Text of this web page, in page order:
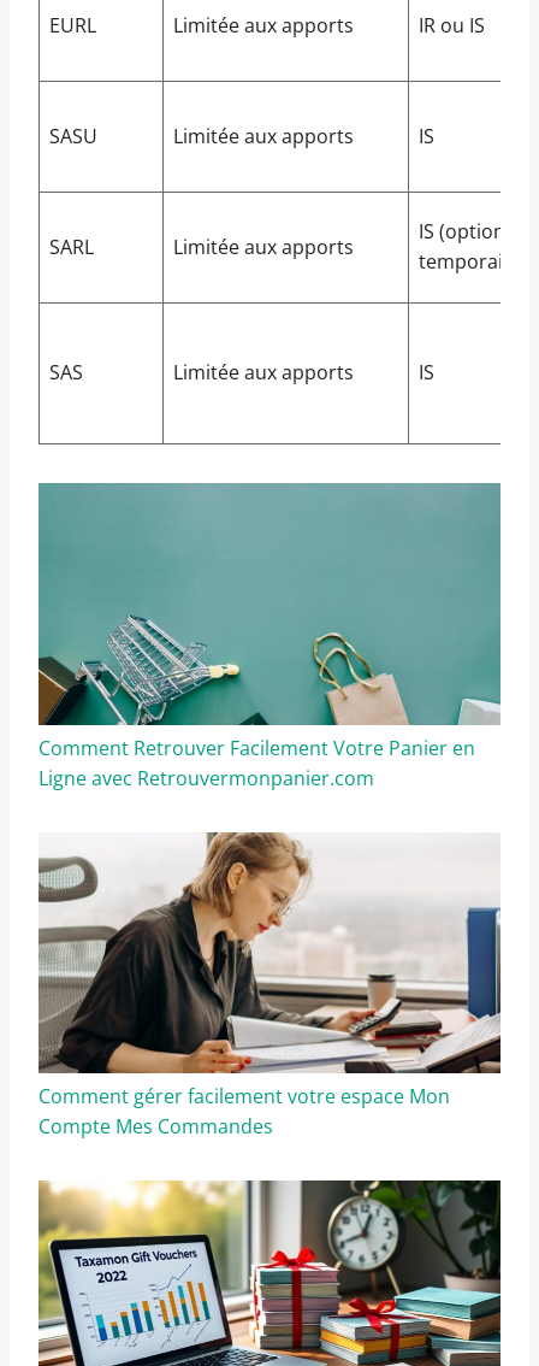
EURL Limitée aux apports IR ou IS
SASU Limitée aux apports IS
SARL Limitée aux apports
IS (option IR
temporaire)
SAS Limitée aux apports IS
Comment Retrouver Facilement Votre Panier en
Ligne avec Retrouvermonpanier.com
Comment gérer facilement votre espace Mon
Compte Mes Commandes